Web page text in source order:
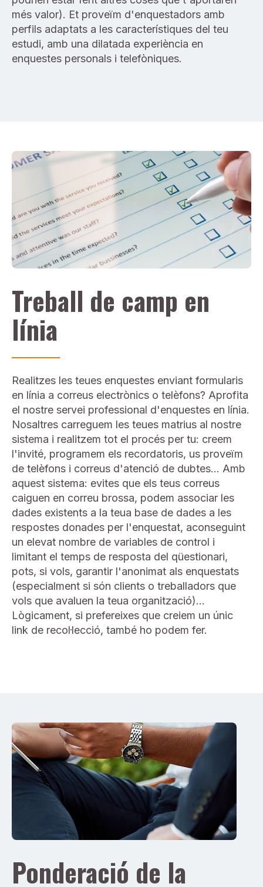
més valor). Et proveïm d'enquestadors amb
perfils adaptats a les característiques del teu
estudi, amb una dilatada experiència en
enquestes personals i telefòniques.
Treball de camp en
línia
Realitzes les teues enquestes enviant formularis
en línia a correus electrònics o telèfons? Aprofita
el nostre servei professional d'enquestes en línia.
Nosaltres carreguem les teues matrius al nostre
sistema i realitzem tot el procés per tu: creem
l'invité, programem els recordatoris, us proveïm
de telèfons i correus d'atenció de dubtes… Amb
aquest sistema: evites que els teus correus
caiguen en correu brossa, podem associar les
dades existents a la teua base de dades a les
respostes donades per l'enquestat, aconseguint
un elevat nombre de variables de control i
limitant el temps de resposta del qüestionari,
pots, si vols, garantir l'anonimat als enquestats
(especialment si són clients o treballadors que
vols que avaluen la teua organització)...
Lògicament, si prefereixes que creiem un únic
link de recol·lecció, també ho podem fer.
Ponderació de la